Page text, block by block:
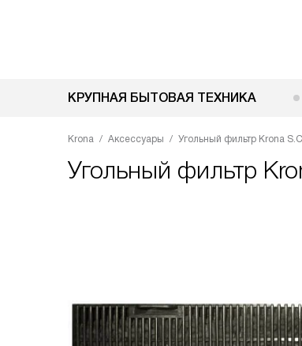
КРУПНАЯ БЫТОВАЯ ТЕХНИКА
Krona Аксессуары Угольный фильтр Krona
Угольный фильтр